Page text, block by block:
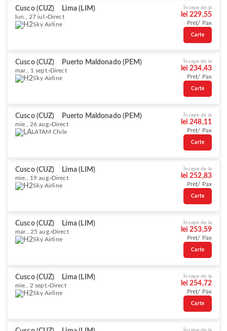
Cusco (CUZ) Lima (LIM)
lun., 27 iul.
Direct
Sky Airline
Începe de la
lei 229,55
Preț/ Pax
Carte
Cusco (CUZ) Puerto Maldonado (PEM)
mar., 1 sept. Direct
Sky Airline
Începe de la
lei 234,43
Preț/ Pax
Carte
Cusco (CUZ) Puerto Maldonado (PEM)
mie., 26 aug. Direct
LATAM Chile
Începe de la
lei 248,11
Preț/ Pax
Carte
Cusco (CUZ) Lima (LIM)
mie., 19 aug. Direct
Sky Airline
Începe de la
lei 252,83
Preț/ Pax
Carte
Cusco (CUZ) Lima (LIM)
mar., 25 aug. Direct
Sky Airline
Începe de la
lei 253,59
Preț/ Pax
Carte
Cusco (CUZ) Lima (LIM)
mie., 2 sept. Direct
Sky Airline
Începe de la
lei 254,72
Preț/ Pax
Carte
Începe de la